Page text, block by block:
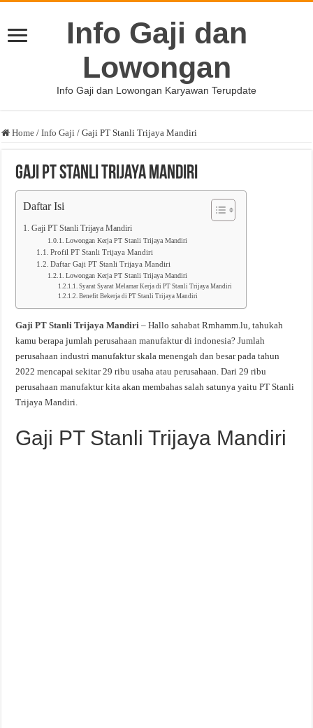
Info Gaji dan
Lowongan
Info Gaji dan Lowongan Karyawan Terupdate
Home / Info Gaji / Gaji PT Stanli Trijaya Mandiri
Gaji PT Stanli Trijaya Mandiri
Daftar Isi
Gaji PT Stanli Trijaya Mandiri
Lowongan Kerja PT Stanli Trijaya Mandiri
Profil PT Stanli Trijaya Mandiri
Daftar Gaji PT Stanli Trijaya Mandiri
Lowongan Kerja PT Stanli Trijaya Mandiri
Syarat Syarat Melamar Kerja di PT Stanli Trijaya Mandiri
Benefit Bekerja di PT Stanli Trijaya Mandiri
Gaji PT Stanli Trijaya Mandiri – Hallo sahabat Rmhamm.lu, tahukah
kamu berapa jumlah perusahaan manufaktur di indonesia? Jumlah
perusahaan industri manufaktur skala menengah dan besar pada tahun
2022 mencapai sekitar 29 ribu usaha atau perusahaan. Dari 29 ribu
perusahaan manufaktur kita akan membahas salah satunya yaitu PT Stanli
Trijaya Mandiri.
Gaji PT Stanli Trijaya Mandiri